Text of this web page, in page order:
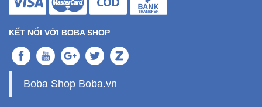
Tính
Thiết
Văn
Phòng
Sức
KẾT NỐI VỚI BOBA SHOP
Boba Shop Boba.vn